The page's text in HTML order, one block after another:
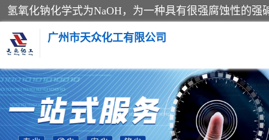
广州市天众化工有限公司
亚硝酸钠
纯碱